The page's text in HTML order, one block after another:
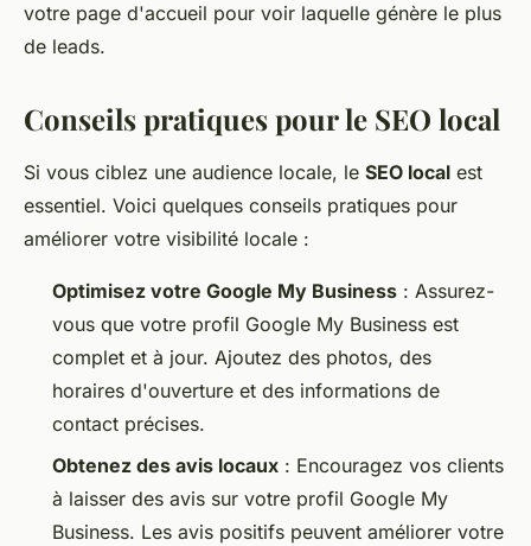
votre page d'accueil pour voir laquelle génère le plus
de leads.
Conseils pratiques pour le SEO local
Si vous ciblez une audience locale, le SEO local est
essentiel. Voici quelques conseils pratiques pour
améliorer votre visibilité locale :
Optimisez votre Google My Business : Assurez-
vous que votre profil Google My Business est
complet et à jour. Ajoutez des photos, des
horaires d'ouverture et des informations de
contact précises.
Obtenez des avis locaux : Encouragez vos clients
à laisser des avis sur votre profil Google My
Business. Les avis positifs peuvent améliorer votre